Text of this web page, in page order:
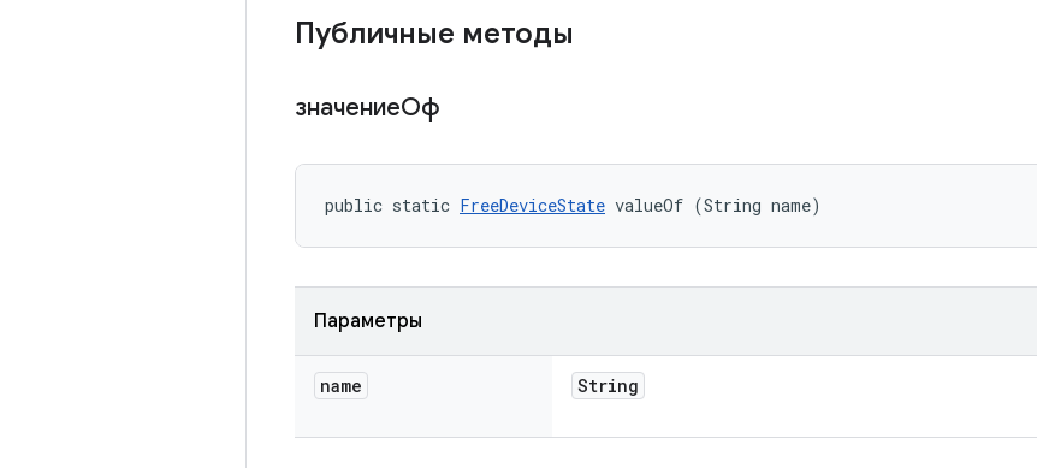
Публичные методы
значениеОф
public static FreeDeviceState valueOf (String name)
Параметры
name String